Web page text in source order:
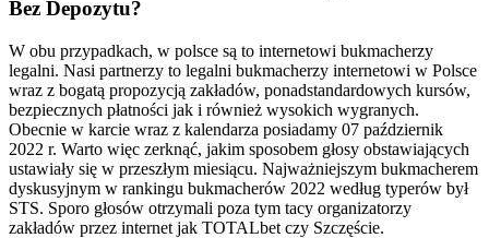
Bez Depozytu?
W obu przypadkach, w polsce są to internetowi bukmacherzy
legalni. Nasi partnerzy to legalni bukmacherzy internetowi w Polsce
wraz z bogatą propozycją zakładów, ponadstandardowych kursów,
bezpiecznych płatności jak i również wysokich wygranych.
Obecnie w karcie wraz z kalendarza posiadamy 07 październik
2022 r. Warto więc zerknąć, jakim sposobem głosy obstawiających
ustawiały się w przeszłym miesiącu. Najważniejszym bukmacherem
dyskusyjnym w rankingu bukmacherów 2022 według typerów był
STS. Sporo głosów otrzymali poza tym tacy organizatorzy
zakładów przez internet jak TOTALbet czy Szczęście.